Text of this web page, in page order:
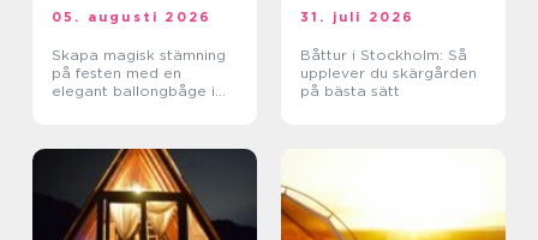
05. augusti 2026
Skapa magisk stämning
på festen med en
elegant ballongbåge i
31. juli 2026
Båttur i Stockholm: Så
upplever du skärgården
på bästa sätt